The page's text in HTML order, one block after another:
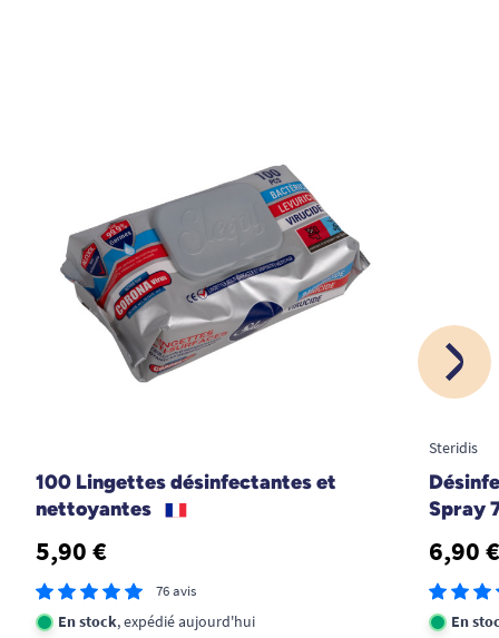
100 Lingettes désinfectantes et
nettoyantes
5,90 €
76 avis
En stock, expédié aujourd'hui
Steridis
Spray
6,90
En